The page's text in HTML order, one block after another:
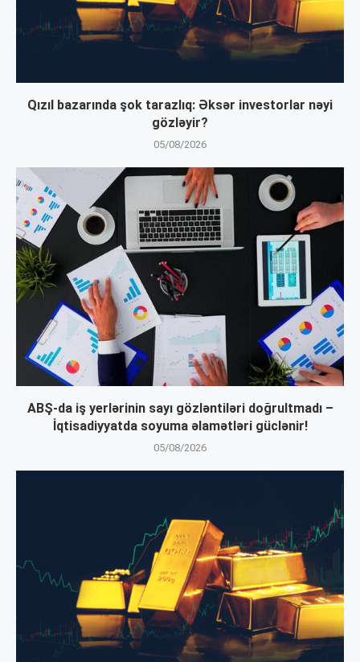
Qızıl bazarında şok tarazlıq: Əksər investorlar nəyi
gözləyir?
05/08/2026
ABŞ-da iş yerlərinin sayı gözləntiləri doğrultmadı –
İqtisadiyyatda soyuma əlamətləri güclənir!
05/08/2026